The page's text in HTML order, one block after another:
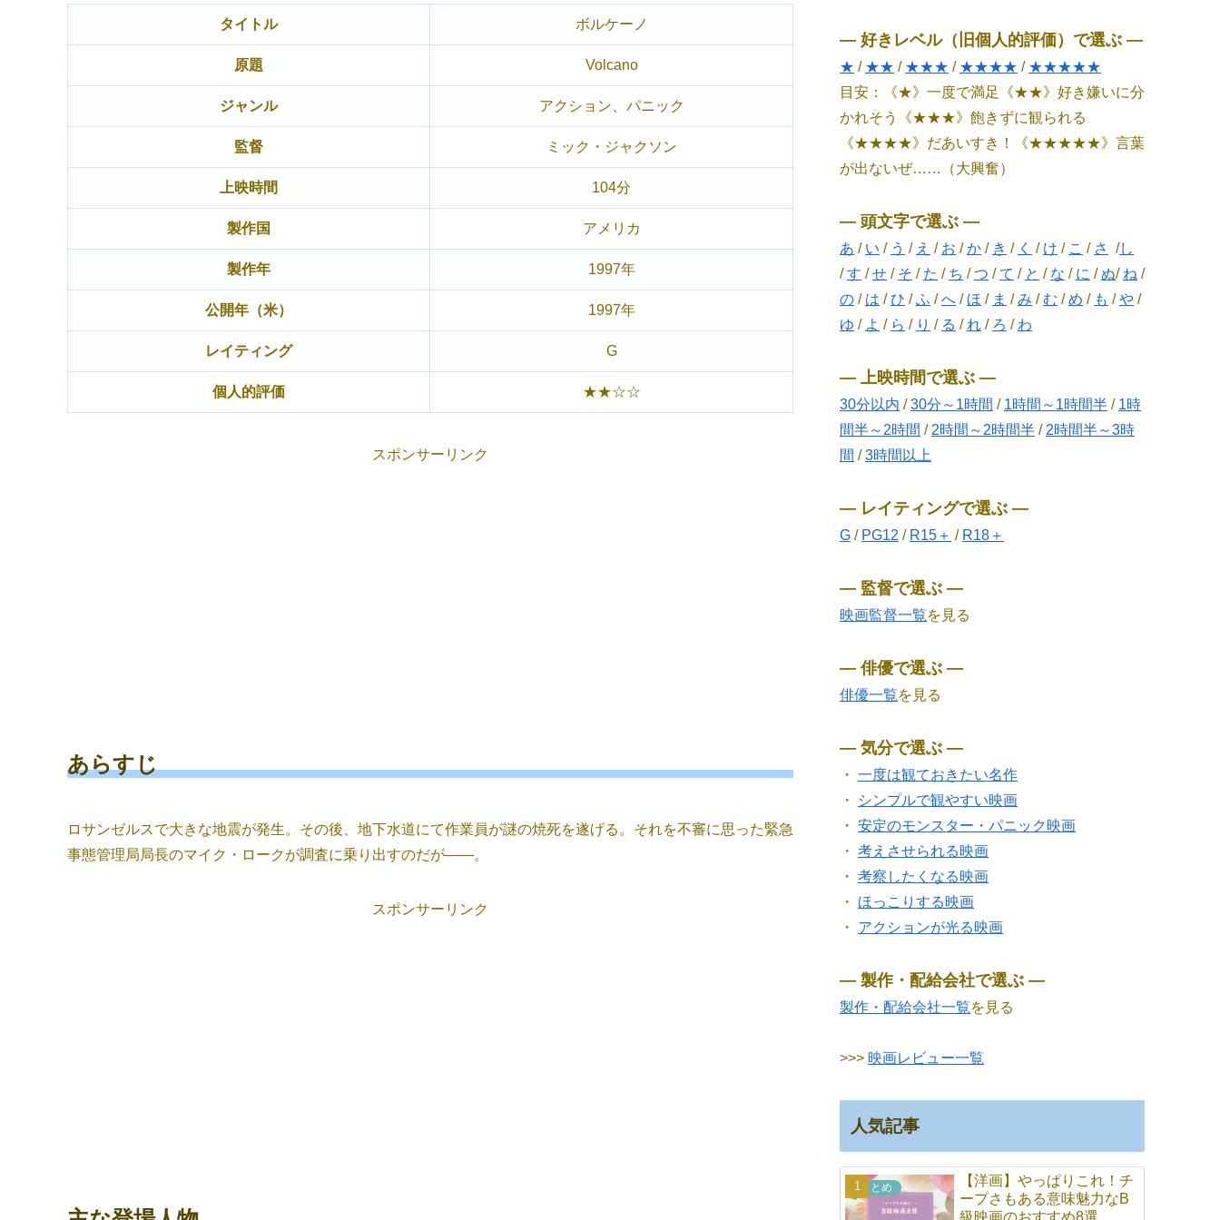
タイトル ボルケーノ
原題 Volcano
ジャンル アクション、パニック
監督 ミック・ジャクソン
上映時間 104分
製作国 アメリカ
製作年 1997年
公開年（米） 1997年
レイティング G
個人的評価 ★★☆☆
スポンサーリンク
あらすじ
ロサンゼルスで大きな地震が発生。その後、地下水道にて作業員が謎の焼死を遂げる。それを不審に思った緊急
事態管理局局長のマイク・ロークが調査に乗り出すのだが――。
スポンサーリンク
― 好きレベル（旧個人的評価）で選ぶ ―
★ / ★★ / ★★★ / ★★★★ / ★★★★★
目安：《★》一度で満足《★★》好き嫌いに分
かれそう《★★★》飽きずに観られる
《★★★★》だあいすき！《★★★★★》言葉
が出ないぜ……（大興奮）
― 頭文字で選ぶ ―
あ / い / う / え / お /か / き / く / け / こ / さ /し
/す /せ / そ / た / ち /つ /て / と / な / に /ぬ/ ね /
の / は /ひ /ふ /へ / ほ / ま /み /む /め / も /や /
ゆ / よ / ら / り / る / れ / ろ / わ
― 上映時間で選ぶ ―
30分以内 /30分～1時間 / 1時間～1時間半 / 1時
間半～2時間 / 2時間～2時間半 / 2時間半～3時
間 /3時間以上
― レイティングで選ぶ ―
G / PG12 / R15＋ / R18＋
― 監督で選ぶ ―
映画監督一覧を見る
― 俳優で選ぶ ―
俳優一覧を見る
― 気分で選ぶ ―
・ 一度は観ておきたい名作
・
シンプルで観やすい映画
・ 安定のモンスター・パニック映画
・ 考えさせられる映画
・ 考察したくなる映画
・ ほっこりする映画
・ アクションが光る映画
― 製作・配給会社で選ぶ ―
製作・配給会社一覧を見る
>>> 映画レビュー一覧
人気記事
まとめ
【洋画】やっぱりこれ！チ
ープさもある意味魅力なB
級映画のおすすめ8選